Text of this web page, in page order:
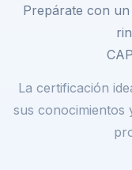
Prepárate con
La certificación
sus conocimientos